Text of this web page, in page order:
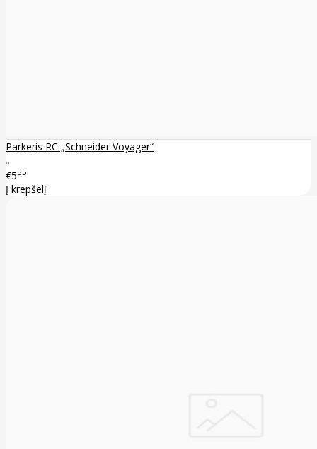
Parkeris RC „Schneider Voyager“
..
€555
Į krepšelį